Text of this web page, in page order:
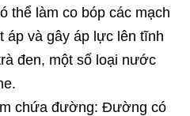
thể làm co bóp các mạch
áp và gây áp lực lên tĩnh
đen, một số loại nước
chứa đường: Đường có